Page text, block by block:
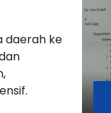
daerah ke